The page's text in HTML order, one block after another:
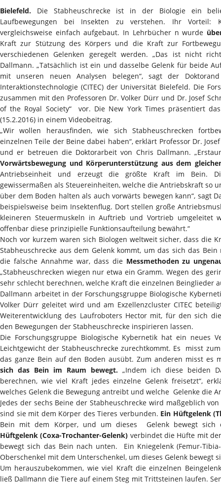
Bielefeld. Die Stabheuschrecke ist in der Biologie ein
Laufbewegungen bei Insekten zu verstehen. Ihr Vorteil:
vergleichsweise einfach aufgebaut. In Lehrbücher n wurde
Kraft zur Stützung des Körpers und die Kraft zur
verschiedenen Gelenken geregelt werden. „Das ist nicht
Dallmann. „Tatsächlich ist ein und dasselbe Gelenk für beide
mit unseren neuen Analysen belegen“, sagt der
Interaktionstechnologie (CITEC) der Universität Bielefeld. Die
zusammen mit den Professoren Dr. Volker Dürr und Dr. Josef
of the Royal Society“ vor. Die New York Times präsentiert
(15.2.2016) in einem Videobeitrag.
„Wir wollen herausfinden, wie sich Stabheuschrecken
einzelnen Teile der Beine dabei haben“, erklärt Professor Dr.
und er betreuen die Doktorarbeit von Chris Dallmann.
Vorwärtsbewegung und Körperunterstützung aus dem
Antriebseinheit und erzeugt die größte Kraft im Bein.
gewissermaßen als Steuereinheiten, welche die Antriebskraft so
über dem Boden halten als auch vorwärts bewegen kann“, sagt
beispielsweise beim Insektenflug. Dort stellen große
kleineren Steuermuskeln in Auftrieb und Vortrieb umgeleitet
offenbar diese prinzipielle Funktionsaufteilung bewährt.“
Noch vor kurzem waren sich Biologen weltweit sicher, dass die
Stabheuschrecke aus dem Gelenk kommt, um das sich das
die falsche Annahme war, dass die Messmethoden zu
„Stabheuschrecken wiegen nur etwa ein Gramm. Wegen des
sehr schlecht berechnen, welche Kraft die einzelnen Beinglieder
Dallmann arbeitet in der Forschungsgruppe Biologische
Volker Dürr geleitet wird und am Exzellenzcluster CITEC
Weiterentwicklung des Laufroboters Hector mit, für den sich
den Bewegungen der Stabheuschrecke inspirieren lassen.
Die Forschungsgruppe Biologische Kybernetik hat ein neues
Leichtgewicht der Stabheuschrecke zurechtkommt. Es misst
das ganze Bein auf den Boden ausübt. Zum anderen misst es
sich das Bein im Raum bewegt. „Indem ich diese beiden
berechnen, wie viel Kraft jedes einzelne Gelenk freisetzt“,
welches Gelenk die Bewegung antreibt und welche Gelenke die
Jedes der sechs Beine der Stabheuschrecke wird maßgeblich
sind sie mit dem Körper des Tieres verbunden. Ein Hüftgelenk
Bein mit dem Körper, und um dieses Gelenk bewegt sich
Hüftgelenk (Coxa-Trochanter-Gelenk) verbindet die Hüfte mit
bewegt sich das Bein nach unten. Ein Kniegelenk (Femur-
Oberschenkel mit dem Unterschenkel, um dieses Gelenk bewegt
Um herauszubekommen, wie viel Kraft die einzelnen
ließ Dallmann die Tiere auf einem Steg mit Trittsteinen laufen.